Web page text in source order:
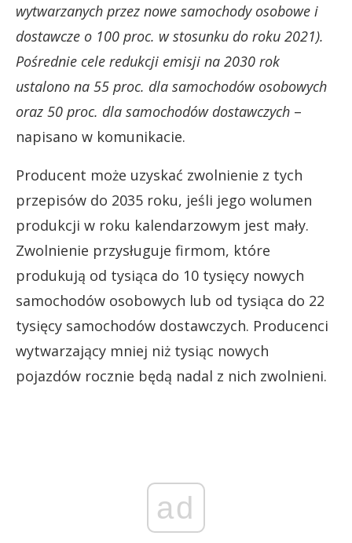
wytwarzanych przez nowe samochody osobowe i
dostawcze o 100 proc. w stosunku do roku 2021).
Pośrednie cele redukcji emisji na 2030 rok
ustalono na 55 proc. dla samochodów osobowych
oraz 50 proc. dla samochodów dostawczych –
napisano w komunikacie.
Producent może uzyskać zwolnienie z tych
przepisów do 2035 roku, jeśli jego wolumen
produkcji w roku kalendarzowym jest mały.
Zwolnienie przysługuje firmom, które
produkują od tysiąca do 10 tysięcy nowych
samochodów osobowych lub od tysiąca do 22
tysięcy samochodów dostawczych. Producenci
wytwarzający mniej niż tysiąc nowych
pojazdów rocznie będą nadal z nich zwolnieni.
ad